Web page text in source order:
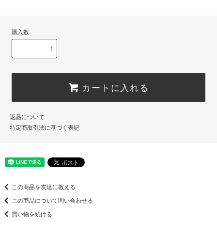
購入数
カートに入れる
返品について
特定商取引法に基づく表記
この商品を友達に教える
この商品について問い合わせる
買い物を続ける